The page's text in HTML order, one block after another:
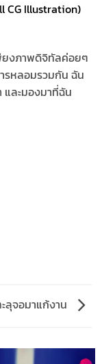
CG Illustration)
ยงภาพดิจิทัลค่อยๆ
รหลอมรวมกัน ฉัน
และมองมาที่ฉัน
ลุจอมาแก้งาน